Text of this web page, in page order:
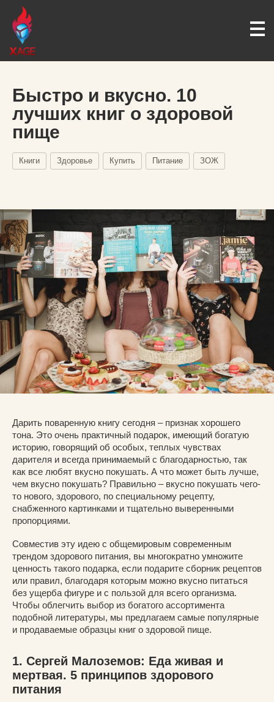
Быстро и вкусно. 10
лучших книг о здоровой
пище
Книги Здоровье Купить Питание ЗОЖ
Дарить поваренную книгу сегодня – признак хорошего
тона. Это очень практичный подарок, имеющий богатую
историю, говорящий об особых, теплых чувствах
дарителя и всегда принимаемый с благодарностью, так
как все любят вкусно покушать. А что может быть лучше,
чем вкусно покушать? Правильно – вкусно покушать чего-
то нового, здорового, по специальному рецепту,
снабженного картинками и тщательно выверенными
пропорциями.
Совместив эту идею с общемировым современным
трендом здорового питания, вы многократно умножите
ценность такого подарка, если подарите сборник рецептов
или правил, благодаря которым можно вкусно питаться
без ущерба фигуре и с пользой для всего организма.
Чтобы облегчить выбор из богатого ассортимента
подобной литературы, мы предлагаем самые популярные
и продаваемые образцы книг о здоровой пище.
1. Сергей Малоземов: Еда живая и
мертвая. 5 принципов здорового
питания